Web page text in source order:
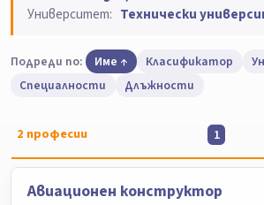
Университет: Технически
Подреди по: Име Класификатор
Специалности
Длъжности
2 професии 1
Авиационен конструктор